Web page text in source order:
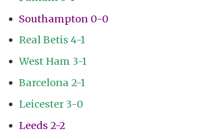
Southampton 0-0
Real Betis 4-1
West Ham 3-1
Barcelona 2-1
Leicester 3-0
Leeds 2-2